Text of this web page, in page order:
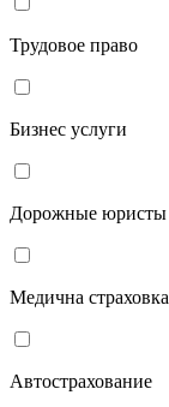
Трудовое право
Бизнес услуги
Дорожные юристы
Медична страховка
Автострахование